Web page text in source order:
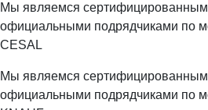
Мы являемся
официальными подрядчиками по
CESAL
Мы являемся
официальными подрядчиками по